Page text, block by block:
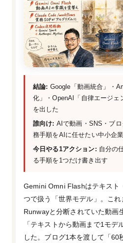
結論: Google「動画統合」・
化」・OpenAI「自律エージェ
を出した
誰向け: AIで動画・SNS・ブ
務手順をAIに任せたい中小企
今日やる1アクション: 自分の
る手順を1つだけ書き出す
Gemini Omni Flashはテキスト
つで扱う「世界モデル」。これ
Runwayと分断されていた動画
「テキストから動画まで1モデ
した。ブログ1本を渡して「60